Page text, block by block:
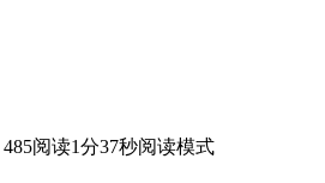
阅读1分37秒阅读模式